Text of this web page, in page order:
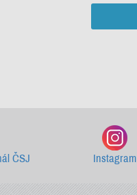
ČSJ Instagram